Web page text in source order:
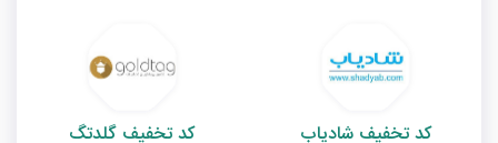
کد تخفیف شادیاب کد تخفیف گلدتگ